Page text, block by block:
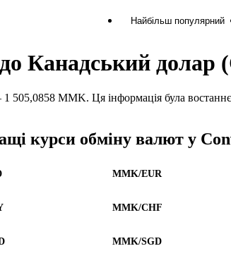
Найбільш популярний
Канадський долар
MMK. Ця інформація була востаннє
курси обміну валют у
MMK/EUR
MMK/CHF
MMK/SGD